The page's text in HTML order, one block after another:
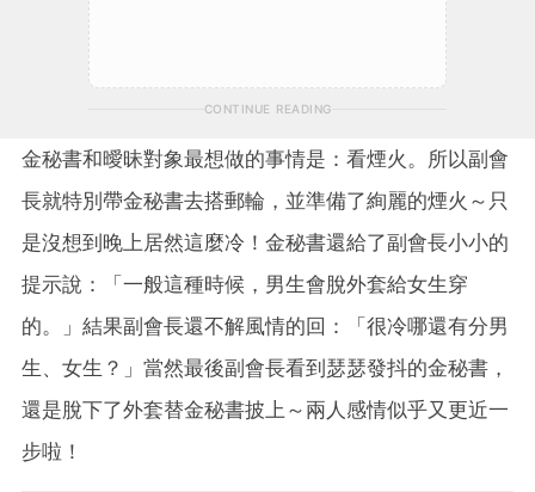
CONTINUE READING
金秘書和曖昧對象最想做的事情是：看煙火。所以副會
長就特別帶金秘書去搭郵輪，並準備了絢麗的煙火～只
是沒想到晚上居然這麼冷！金秘書還給了副會長小小的
提示說：「一般這種時候，男生會脫外套給女生穿
的。」結果副會長還不解風情的回：「很冷哪還有分男
生、女生？」當然最後副會長看到瑟瑟發抖的金秘書，
還是脫下了外套替金秘書披上～兩人感情似乎又更近一
步啦！